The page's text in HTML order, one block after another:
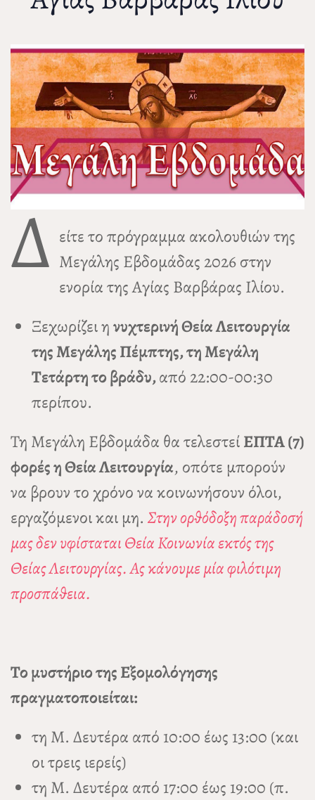
Δ είτε το πρόγραμμα ακολουθιών της
Μεγάλης Εβδομάδας 2026 στην
ενορία της Αγίας Βαρβάρας Ιλίου.
Ξεχωρίζει ηνυχτερινή Θεία Λειτουργία
της Μεγάλης Πέμπτης, τη Μεγάλη
Τετάρτη το βράδυ,από 22:00-00:30
περίπου.
Τη Μεγάλη Εβδομάδα θα τελεστείΕΠΤΑ (7)
φορές η Θεία Λειτουργία, οπότε μπορούν
να βρουν το χρόνο να κοινωνήσουν όλοι,
εργαζόμενοι και μη. Στην ορθόδοξη παράδοσή
μας δεν υφίσταται Θεία Κοινωνία εκτός της
Θείας Λειτουργίας. Ας κάνουμε μία φιλότιμη
προσπάθεια.
Το μυστήριο της Εξομολόγησης
πραγματοποιείται:
τη Μ. Δευτέρα από 10:00 έως 13:00 (και
οι τρεις ιερείς)
τη Μ. Δευτέρα από 17:00 έως 19:00 (π.